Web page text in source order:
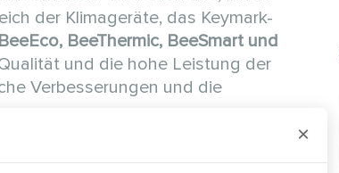
der Klimageräte, das Keymark-
BeeThermic, BeeSmart und
und die hohe Leistung der
Verbesserungen und die
vergeben wird, die hohen
×